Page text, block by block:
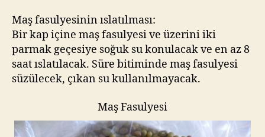
Maş fasulyesinin ıslatılması:
Bir kap içine maş fasulyesi ve üzerini iki
parmak geçesiye soğuk su konulacak ve en az 8
saat ıslatılacak. Süre bitiminde maş fasulyesi
süzülecek, çıkan su kullanılmayacak.
Maş Fasulyesi